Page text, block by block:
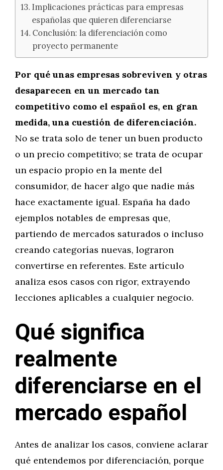
Implicaciones prácticas para empresas
españolas que quieren diferenciarse
Conclusión: la diferenciación como
proyecto permanente
Por qué unas empresas sobreviven y otras
desaparecen en un mercado tan
competitivo como el español es, en gran
medida, una cuestión de diferenciación.
No se trata solo de tener un buen producto
o un precio competitivo; se trata de ocupar
un espacio propio en la mente del
consumidor, de hacer algo que nadie más
hace exactamente igual. España ha dado
ejemplos notables de empresas que,
partiendo de mercados saturados o incluso
creando categorías nuevas, lograron
convertirse en referentes. Este artículo
analiza esos casos con rigor, extrayendo
lecciones aplicables a cualquier negocio.
Qué significa
realmente
diferenciarse en el
mercado español
Antes de analizar los casos, conviene aclarar
qué entendemos por diferenciación, porque